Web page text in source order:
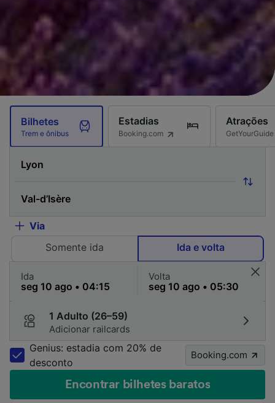
Bilhetes
Trem e ônibus
Estadias
Booking.com
Atrações
GetYourGuide
Via
Somente ida
Ida e volta
Ida Volta
1 Adulto (26–59)
Adicionar railcards
Genius: estadia com 20% de
desconto
Booking.com
Encontrar bilhetes baratos